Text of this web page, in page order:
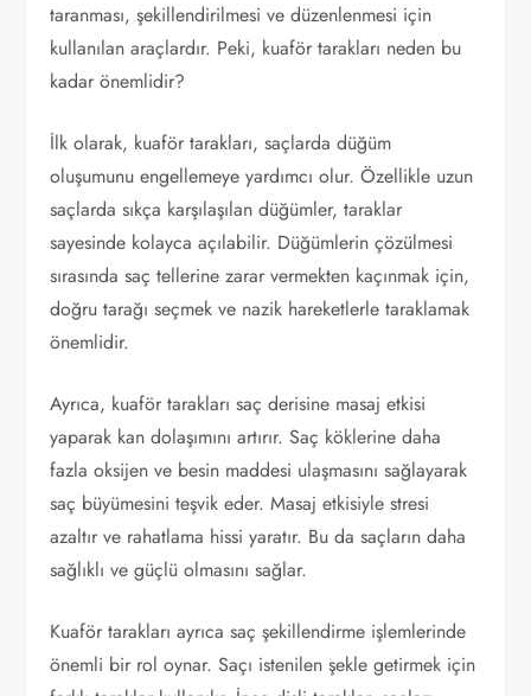
taranması, şekillendirilmesi ve düzenlenmesi için
kullanılan araçlardır. Peki, kuaför tarakları neden bu
kadar önemlidir?
İlk olarak, kuaför tarakları, saçlarda düğüm
oluşumunu engellemeye yardımcı olur. Özellikle uzun
saçlarda sıkça karşılaşılan düğümler, taraklar
sayesinde kolayca açılabilir. Düğümlerin çözülmesi
sırasında saç tellerine zarar vermekten kaçınmak için,
doğru tarağı seçmek ve nazik hareketlerle taraklamak
önemlidir.
Ayrıca, kuaför tarakları saç derisine masaj etkisi
yaparak kan dolaşımını artırır. Saç köklerine daha
fazla oksijen ve besin maddesi ulaşmasını sağlayarak
saç büyümesini teşvik eder. Masaj etkisiyle stresi
azaltır ve rahatlama hissi yaratır. Bu da saçların daha
sağlıklı ve güçlü olmasını sağlar.
Kuaför tarakları ayrıca saç şekillendirme işlemlerinde
önemli bir rol oynar. Saçı istenilen şekle getirmek için